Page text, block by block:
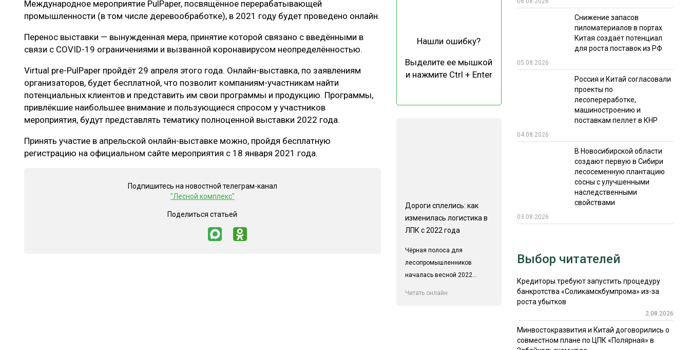
ЛЕСОВОССТАНОВЛЕНИЕ И ЗАЩИТА
ПРОИЗВОДСТВО ДРЕВЕСНЫХ ПЛИТ
СУШКА ДРЕВЕСИНЫ
ОТРАСЛЕВАЯ ДИСКУССИЯ
ЭКСПЕРТНОЕ МНЕНИЕ
ИТОГИ МЕРОПРИЯТИЙ
Международное мероприятие PulPaper, посвящённое перерабатывающей
промышленности (в том числе деревообработке), в 2021 году будет проведено онлайн.
Перенос выставки — вынужденная мера, принятие которой связано с введёнными в
связи с COVID-19 ограничениями и вызванной коронавирусом неопределённостью.
Virtual pre-PulPaper пройдёт 29 апреля этого года. Онлайн-выставка, по заявлениям
организаторов, будет бесплатной, что позволит компаниям-участникам найти
потенциальных клиентов и представить им свои программы и продукцию. Программы,
привлёкшие наибольшее внимание и пользующиеся спросом у участников
мероприятия, будут представлять тематику полноценной выставки 2022 года.
Принять участие в апрельской онлайн-выставке можно, пройдя бесплатную
регистрацию на официальном сайте мероприятия с 18 января 2021 года.
Подпишитесь на новостной телеграм-канал
"Лесной комплекс"
Поделиться статьей
Нашли ошибку?
Выделите ее мышкой
и нажмите Ctrl + Enter
Дороги сплелись: как
изменилась логистика в
ЛПК с 2022 года
Чёрная полоса для
лесопромышленников
началась весной 2022...
Читать онлайн
Снижение запасов
пиломатериалов в портах
Китая создаёт потенциал
для роста поставок из РФ
05.08.2026
Россия и Китай согласовали
проекты по
лесопереработке,
машиностроению и
поставкам пеллет в КНР
04.08.2026
В Новосибирской области
создают первую в Сибири
лесосеменную плантацию
сосны с улучшенными
наследственными
свойствами
03.08.2026
Выбор читателей
Кредиторы требуют запустить процедуру
банкротства «Соликамскбумпрома» из-за
роста убытков
2.08.2026
Минвостокразвития и Китай договорились о
совместном плане по ЦПК «Полярная» в